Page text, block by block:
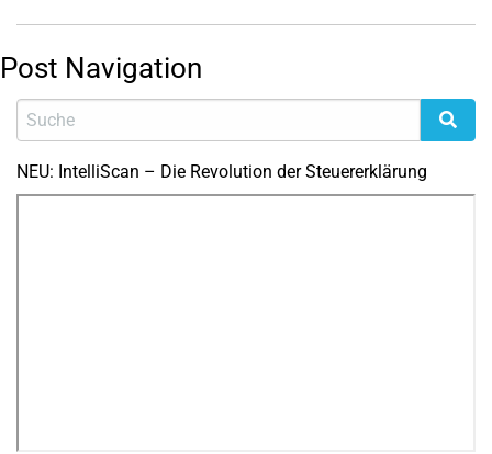
Post Navigation
NEU: IntelliScan – Die Revolution der Steuererklärung